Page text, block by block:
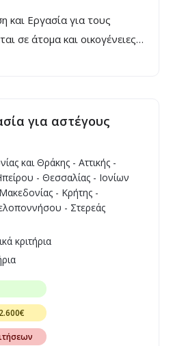
και Εργασία για τους
σε άτομα και οικογένειες
για αστέγους
και Θράκης - Αττικής -
- Θεσσαλίας - Ιονίων
- Κρήτης -
- Στερεάς
κριτήρια